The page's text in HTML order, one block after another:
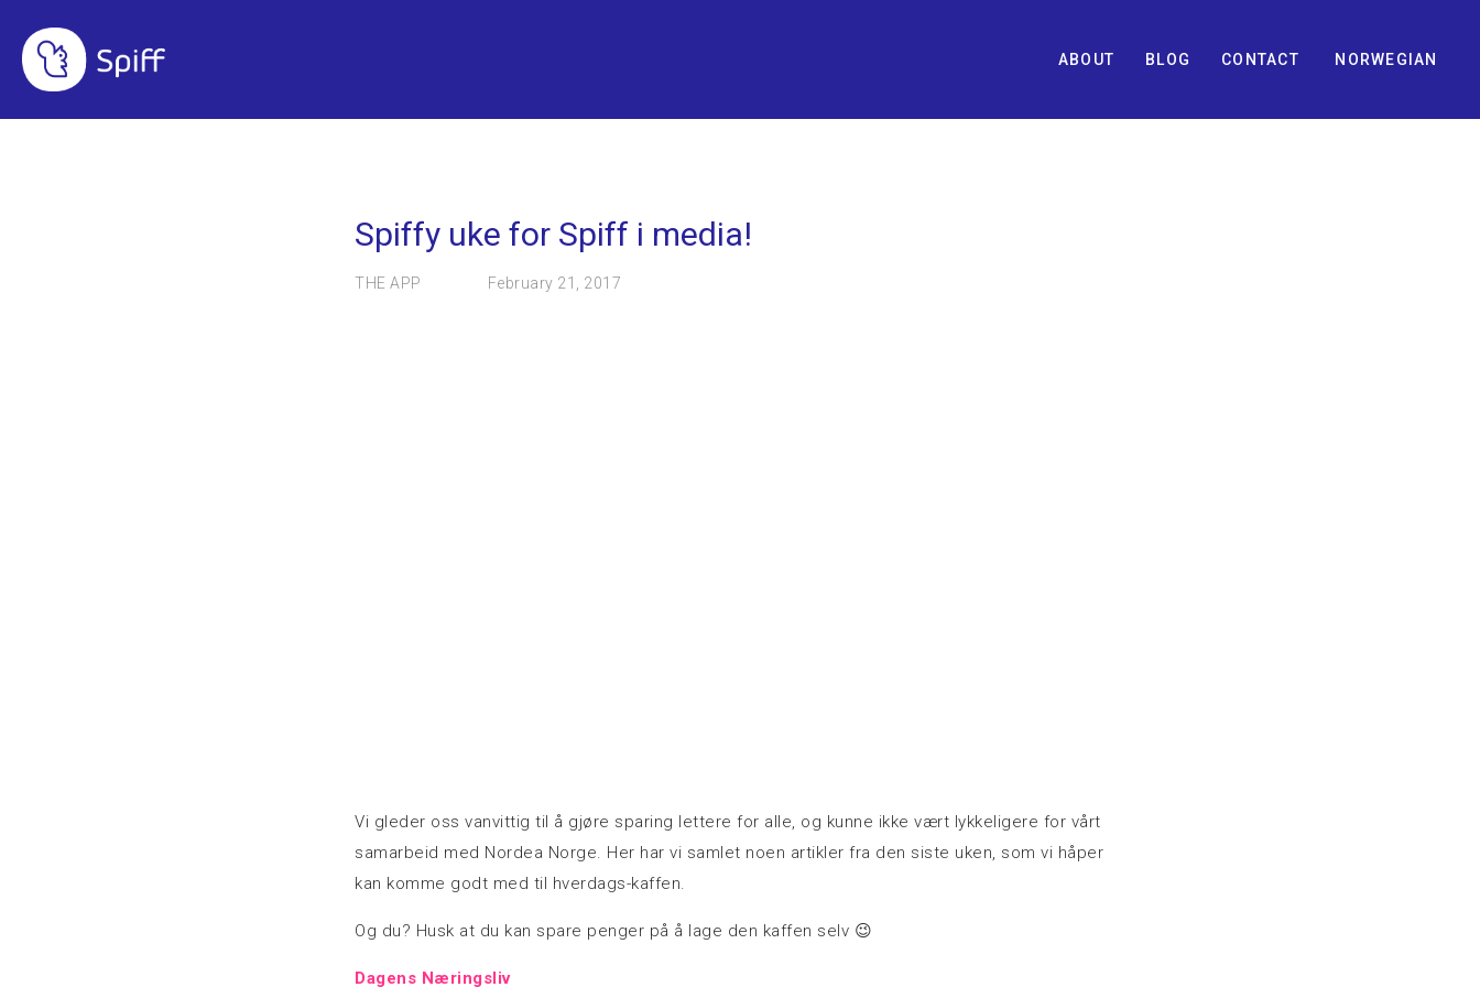
ABOUT BLOG CONTACT NORWEGIAN
Spiffy uke for Spiff i media!
February 21, 2017
THE APP
Vi gleder oss vanvittig til å gjøre sparing lettere for alle, og kunne ikke vært lykkeligere for vårt
samarbeid med Nordea Norge. Her har vi samlet noen artikler fra den siste uken, som vi håper
kan komme godt med til hverdags-kaffen.
Og du? Husk at du kan spare penger på å lage den kaffen selv 😉
Dagens Næringsliv